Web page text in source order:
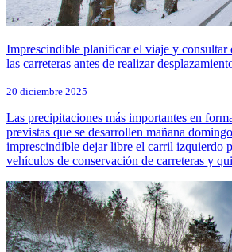
Imprescindible planificar el viaje y consultar
las carreteras antes de realizar
20 diciembre 2025
Las precipitaciones más importantes en
previstas que se desarrollen mañana
imprescindible dejar libre el carril izquierdo
vehículos de conservación de carreteras y